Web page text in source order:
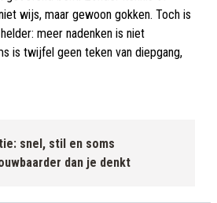
wijs, maar gewoon gokken. Toch is
meer nadenken is niet
is twijfel geen teken van diepgang,
snel, stil en soms
dan je denkt